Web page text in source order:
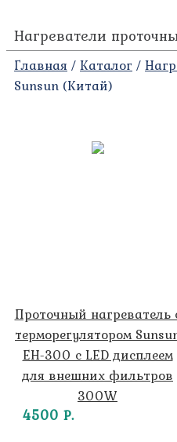
Нагреватели
Главная/Каталог /
Sunsun (Китай)
Проточный нагреватель
терморегулятором
EH-300 с LED дисплеем
для внешних фильтров
300W
4500 Р.